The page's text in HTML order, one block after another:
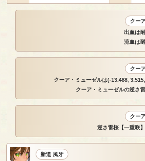
クー
出血は
流血は
クー
クーア・ミューゼルは(-13.488,
クーア・ミューゼルの逆さ
クー
逆さ雷桜【一重咲
新道 風牙